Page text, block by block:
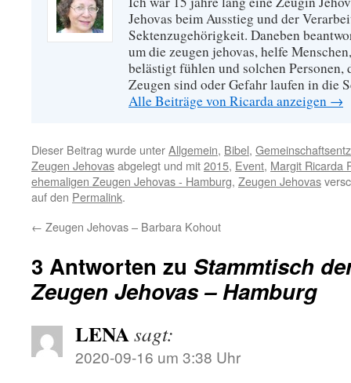
Jehovas beim Ausstieg und der
Sektenzugehörigkeit. Daneben
um die zeugen jehovas, helfe
belästigt fühlen und solchen Personen,
Zeugen sind oder Gefahr laufen in die
Alle Beiträge von Ricarda anzeigen →
Dieser Beitrag wurde unterAllgemein, Bibel,
Zeugen Jehovasabgelegt und mit2015, Event, Margit Ricarda
ehemaligen Zeugen Jehovas - Hamburg, Zeugen Jehovas
auf den Permalink.
← Zeugen Jehovas – Barbara Kohout
3 Antworten zu Stammtisch
Zeugen Jehovas – Hamburg
LENAsagt:
2020-09-16 um 3:38 Uhr